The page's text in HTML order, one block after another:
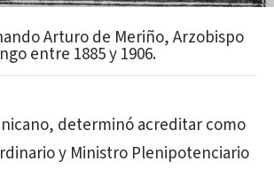
Arturo de Meriño, Arzobispo
entre 1885 y 1906.
determinó acreditar como
y Ministro Plenipotenciario